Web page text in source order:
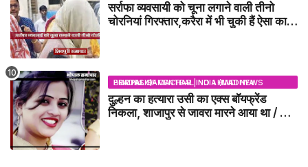
सर्राफा व्यवसायी को चूना लगाने वाली तीनो
चोरनियां गिरफ्तार,करैरा में भी चुकी हैं ऐसा काण्ड
BHOPAL SAMACHAR | NO 1 HINDI NEWS PORTAL OF CENTRAL INDIA (MADHYA PRADESH)
दुल्हन का हत्यारा उसी का एक्स बॉयफ्रेंड
निकला, शाजापुर से जावरा मारने आया था / MP